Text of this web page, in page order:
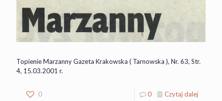
Topienie Marzanny Gazeta Krakowska ( Tarnowska ), Nr. 63, Str.
4, 15.03.2001 r.
0 0 Czytaj dalej